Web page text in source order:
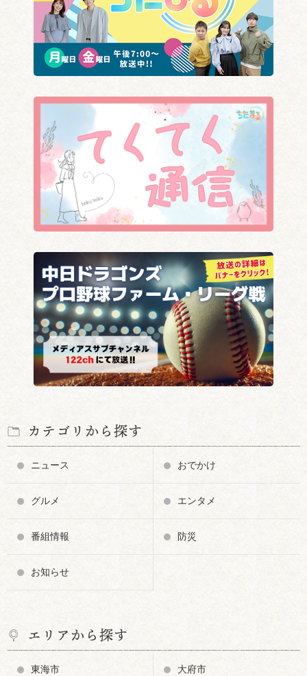
カテゴリから探す
ニュース おでかけ
グルメ エンタメ
番組情報 防災
お知らせ
エリアから探す
東海市 大府市